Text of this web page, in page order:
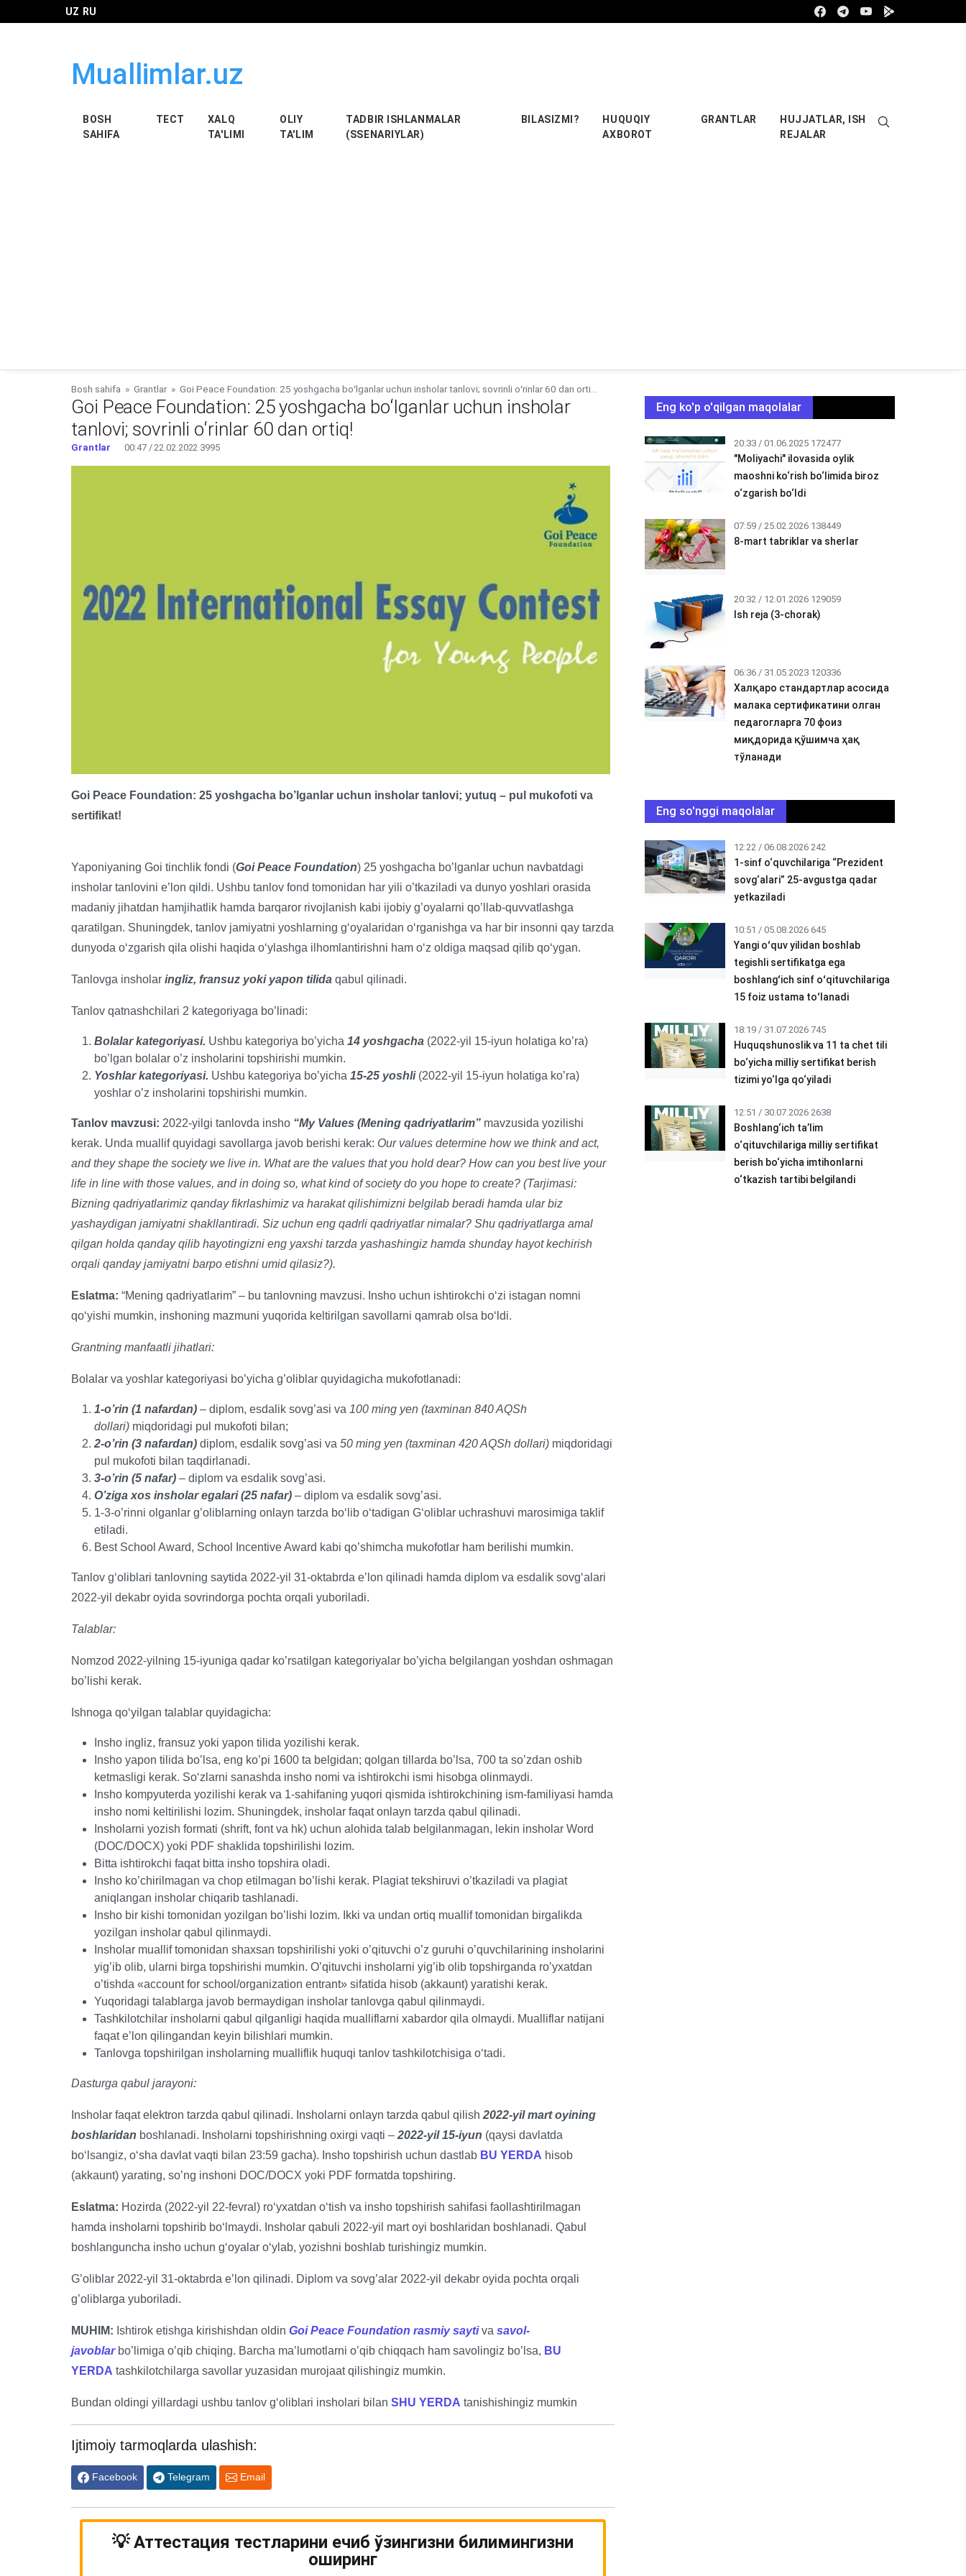
UZ RU FacebookTelegram
Youtube
Muallimlar.uz
BOSH
SAHIFA
ТЕСТ
XALQ
TA'LIMI
OLIY
TA'LIM
TADBIR ISHLANMALAR
(SSENARIYLAR)
BILASIZMI?
HUQUQIY
AXBOROT
GRANTLAR
HUJJATLAR, ISH
REJALAR
Bosh sahifa » Grantlar» Goi Peace Foundation: 25 yoshgacha boʻlganlar uchun insholar tanlovi; sovrinli oʻrinlar 60 dan orti...
Goi Peace Foundation: 25 yoshgacha boʻlganlar uchun insholar
tanlovi; sovrinli oʻrinlar 60 dan ortiq!
Grantlar 00:47 / 22.02.2022 3995
Goi Peace Foundation: 25 yoshgacha bo’lganlar uchun insholar tanlovi; yutuq – pul mukofoti va
sertifikat!
Yaponiyaning Goi tinchlik fondi (Goi Peace Foundation) 25 yoshgacha bo’lganlar uchun navbatdagi
insholar tanlovini e’lon qildi. Ushbu tanlov fond tomonidan har yili o’tkaziladi va dunyo yoshlari orasida
madaniy jihatdan hamjihatlik hamda barqaror rivojlanish kabi ijobiy g’oyalarni qo’llab-quvvatlashga
qaratilgan. Shuningdek, tanlov jamiyatni yoshlarning gʻoyalaridan oʻrganishga va har bir insonni qay tarzda
dunyoda oʻzgarish qila olishi haqida oʻylashga ilhomlantirishni ham oʻz oldiga maqsad qilib qoʻygan.
Tanlovga insholar ingliz, fransuz yoki yapon tilida qabul qilinadi.
Tanlov qatnashchilari 2 kategoriyaga bo’linadi:
Bolalar kategoriyasi. Ushbu kategoriya bo’yicha 14 yoshgacha (2022-yil 15-iyun holatiga ko’ra)
bo’lgan bolalar o’z insholarini topshirishi mumkin.
Yoshlar kategoriyasi. Ushbu kategoriya bo’yicha 15-25 yoshli (2022-yil 15-iyun holatiga ko’ra)
yoshlar o’z insholarini topshirishi mumkin.
Tanlov mavzusi: 2022-yilgi tanlovda insho “My Values (Mening qadriyatlarim” mavzusida yozilishi
kerak. Unda muallif quyidagi savollarga javob berishi kerak: Our values determine how we think and act,
and they shape the society we live in. What are the values that you hold dear? How can you best live your
life in line with those values, and in doing so, what kind of society do you hope to create? (Tarjimasi:
Bizning qadriyatlarimiz qanday fikrlashimiz va harakat qilishimizni belgilab beradi hamda ular biz
yashaydigan jamiyatni shakllantiradi. Siz uchun eng qadrli qadriyatlar nimalar? Shu qadriyatlarga amal
qilgan holda qanday qilib hayotingizni eng yaxshi tarzda yashashingiz hamda shunday hayot kechirish
orqali qanday jamiyatni barpo etishni umid qilasiz?).
Eslatma: “Mening qadriyatlarim” – bu tanlovning mavzusi. Insho uchun ishtirokchi oʻzi istagan nomni
qoʻyishi mumkin, inshoning mazmuni yuqorida keltirilgan savollarni qamrab olsa boʻldi.
Grantning manfaatli jihatlari:
Bolalar va yoshlar kategoriyasi bo’yicha g’oliblar quyidagicha mukofotlanadi:
1-o’rin (1 nafardan) – diplom, esdalik sovg’asi va 100 ming yen (taxminan 840 AQSh
dollari) miqdoridagi pul mukofoti bilan;
2-o’rin (3 nafardan) diplom, esdalik sovg’asi va 50 ming yen (taxminan 420 AQSh dollari) miqdoridagi
pul mukofoti bilan taqdirlanadi.
3-o’rin (5 nafar) – diplom va esdalik sovg’asi.
O’ziga xos insholar egalari (25 nafar) – diplom va esdalik sovg’asi.
1-3-o’rinni olganlar g’oliblarning onlayn tarzda boʻlib oʻtadigan Gʻoliblar uchrashuvi marosimiga taklif
etiladi.
Best School Award, School Incentive Award kabi qo’shimcha mukofotlar ham berilishi mumkin.
Tanlov gʻoliblari tanlovning saytida 2022-yil 31-oktabrda eʼlon qilinadi hamda diplom va esdalik sovgʻalari
2022-yil dekabr oyida sovrindorga pochta orqali yuboriladi.
Talablar:
Nomzod 2022-yilning 15-iyuniga qadar ko’rsatilgan kategoriyalar bo’yicha belgilangan yoshdan oshmagan
bo’lishi kerak.
Ishnoga qoʻyilgan talablar quyidagicha:
Insho ingliz, fransuz yoki yapon tilida yozilishi kerak.
Insho yapon tilida bo’lsa, eng ko’pi 1600 ta belgidan; qolgan tillarda bo’lsa, 700 ta so’zdan oshib
ketmasligi kerak. Soʻzlarni sanashda insho nomi va ishtirokchi ismi hisobga olinmaydi.
Insho kompyuterda yozilishi kerak va 1-sahifaning yuqori qismida ishtirokchining ism-familiyasi hamda
insho nomi keltirilishi lozim. Shuningdek, insholar faqat onlayn tarzda qabul qilinadi.
Insholarni yozish formati (shrift, font va hk) uchun alohida talab belgilanmagan, lekin insholar Word
(DOC/DOCX) yoki PDF shaklida topshirilishi lozim.
Bitta ishtirokchi faqat bitta insho topshira oladi.
Insho ko’chirilmagan va chop etilmagan bo’lishi kerak. Plagiat tekshiruvi o’tkaziladi va plagiat
aniqlangan insholar chiqarib tashlanadi.
Insho bir kishi tomonidan yozilgan bo’lishi lozim. Ikki va undan ortiq muallif tomonidan birgalikda
yozilgan insholar qabul qilinmaydi.
Insholar muallif tomonidan shaxsan topshirilishi yoki o’qituvchi o’z guruhi o’quvchilarining insholarini
yig’ib olib, ularni birga topshirishi mumkin. O’qituvchi insholarni yig’ib olib topshirganda ro’yxatdan
o’tishda «account for school/organization entrant» sifatida hisob (akkaunt) yaratishi kerak.
Yuqoridagi talablarga javob bermaydigan insholar tanlovga qabul qilinmaydi.
Tashkilotchilar insholarni qabul qilganligi haqida mualliflarni xabardor qila olmaydi. Mualliflar natijani
faqat e’lon qilingandan keyin bilishlari mumkin.
Tanlovga topshirilgan insholarning mualliflik huquqi tanlov tashkilotchisiga oʻtadi.
Dasturga qabul jarayoni:
Insholar faqat elektron tarzda qabul qilinadi. Insholarni onlayn tarzda qabul qilish 2022-yil mart oyining
boshlaridan boshlanadi. Insholarni topshirishning oxirgi vaqti – 2022-yil 15-iyun (qaysi davlatda
boʻlsangiz, oʻsha davlat vaqti bilan 23:59 gacha). Insho topshirish uchun dastlab BU YERDA hisob
(akkaunt) yarating, so’ng inshoni DOC/DOCX yoki PDF formatda topshiring.
Eslatma: Hozirda (2022-yil 22-fevral) roʻyxatdan oʻtish va insho topshirish sahifasi faollashtirilmagan
hamda insholarni topshirib boʻlmaydi. Insholar qabuli 2022-yil mart oyi boshlaridan boshlanadi. Qabul
boshlanguncha insho uchun gʻoyalar oʻylab, yozishni boshlab turishingiz mumkin.
G’oliblar 2022-yil 31-oktabrda e’lon qilinadi. Diplom va sovg’alar 2022-yil dekabr oyida pochta orqali
g’oliblarga yuboriladi.
MUHIM: Ishtirok etishga kirishishdan oldin Goi Peace Foundation rasmiy sayti va savol-
javoblar bo’limiga o’qib chiqing. Barcha ma’lumotlarni o’qib chiqqach ham savolingiz bo’lsa, BU
YERDA tashkilotchilarga savollar yuzasidan murojaat qilishingiz mumkin.
Bundan oldingi yillardagi ushbu tanlov gʻoliblari insholari bilan SHU YERDA tanishishingiz mumkin
Ijtimoiy tarmoqlarda ulashish:
Facebook Telegram Email
💡 Аттестация тестларини ечиб ўзингизни билимингизни
оширинг
Eng ko'p o'qilgan maqolalar
20:33 / 01.06.2025 172477
"Moliyachi" ilovasida oylik
maoshni ko‘rish bo‘limida biroz
o‘zgarish bo‘ldi
07:59 / 25.02.2026 138449
8-mart tabriklar va sherlar
20:32 / 12.01.2026 129059
Ish reja (3-chorak)
06:36 / 31.05.2023 120336
Халқаро стандартлар асосида
малака сертификатини олган
педагогларга 70 фоиз
миқдорида қўшимча ҳақ
тўланади
Eng so'nggi maqolalar
12:22 / 06.08.2026 242
1-sinf o‘quvchilariga “Prezident
sovg‘alari” 25-avgustga qadar
yetkaziladi
10:51 / 05.08.2026 645
Yangi oʻquv yilidan boshlab
tegishli sertifikatga ega
boshlangʻich sinf oʻqituvchilariga
15 foiz ustama toʻlanadi
18:19 / 31.07.2026 745
Huquqshunoslik va 11 ta chet tili
bo‘yicha milliy sertifikat berish
tizimi yo‘lga qo‘yiladi
12:51 / 30.07.2026 2638
Boshlang‘ich ta’lim
o‘qituvchilariga milliy sertifikat
berish bo‘yicha imtihonlarni
o‘tkazish tartibi belgilandi